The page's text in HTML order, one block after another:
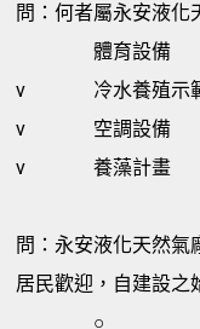
問：何者屬永安液化
體育設備
v
冷水養殖示
v
空調設備
v
養藻計畫
問：永安液化天然氣
居民歡迎，自建設之
○